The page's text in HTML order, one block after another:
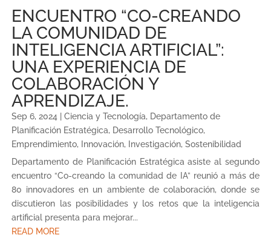
ENCUENTRO “CO-CREANDO
LA COMUNIDAD DE
INTELIGENCIA ARTIFICIAL”:
UNA EXPERIENCIA DE
COLABORACIÓN Y
APRENDIZAJE.
Sep 6, 2024 Ciencia y Tecnología, Departamento de
Planificación Estratégica, Desarrollo Tecnológico,
Emprendimiento, Innovación, Investigación, Sostenibilidad
Departamento de Planificación Estratégica asiste al segundo
encuentro “Co-creando la comunidad de IA” reunió a más de
80 innovadores en un ambiente de colaboración, donde se
discutieron las posibilidades y los retos que la inteligencia
artificial presenta para mejorar...
READ MORE